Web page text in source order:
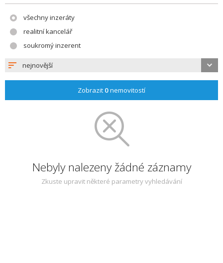
všechny inzeráty
realitní kancelář
soukromý inzerent
nejnovější
Zobrazit 0nemovitostí
Nebyly nalezeny žádné záznamy
Zkuste upravit některé parametry vyhledávání